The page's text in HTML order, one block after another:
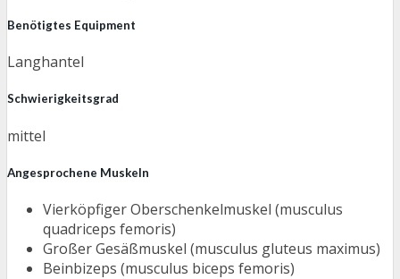
Benötigtes Equipment
Langhantel
Schwierigkeitsgrad
mittel
Angesprochene Muskeln
Vierköpfiger Oberschenkelmuskel (musculus
quadriceps femoris)
Großer Gesäßmuskel (musculus gluteus maximus)
Beinbizeps (musculus biceps femoris)